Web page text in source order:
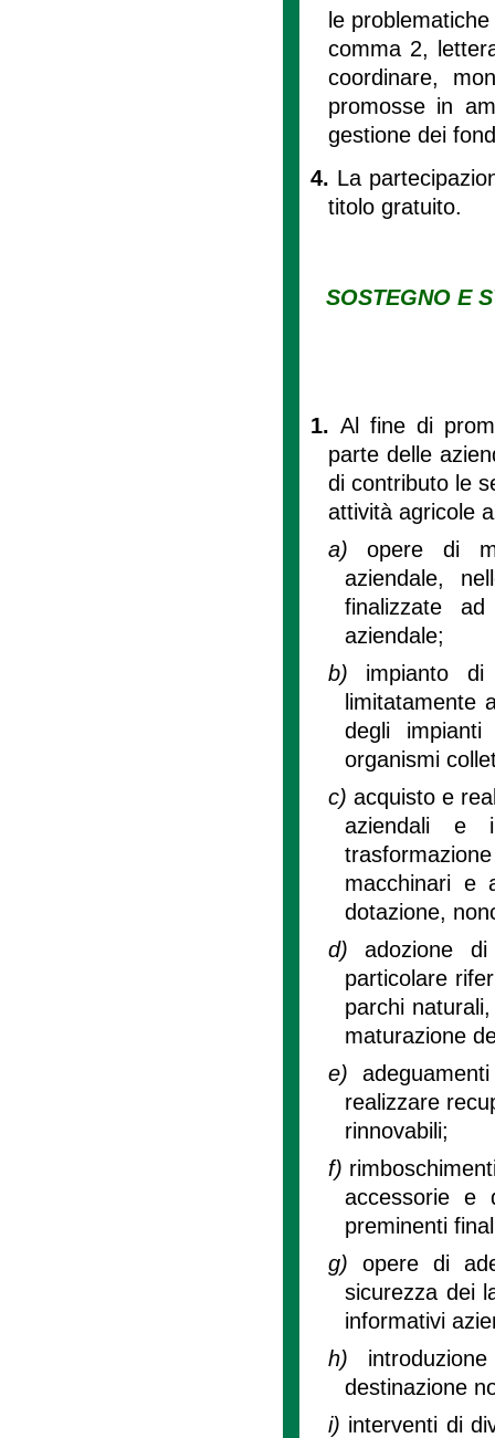
le
comma 2,
coordinare,
promosse in
gestione dei
4. La
titolo gratuito.
SOSTEGNO E
1. Al fine di
parte delle
di contributo le
attività agricole
a)opere di
aziendale,
finalizzate
aziendale;
b) impianto
limitatamente
degli
organismi
c) acquisto e
aziendali e
macchinari e
dotazione,
d)adozione
particolare
parchi
maturazione
e)
realizzare
rinnovabili;
f)
accessorie e
preminenti
g) opere di
sicurezza dei
informativi
h)
destinazione
i) interventi di